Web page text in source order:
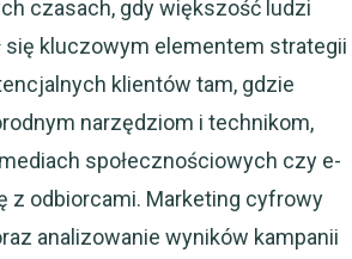
czasach, gdy większość ludzi
się kluczowym elementem strategii
klientów tam, gdzie
narzędziom i technikom,
społecznościowych czy e-
z odbiorcami. Marketing cyfrowy
analizowanie wyników kampanii